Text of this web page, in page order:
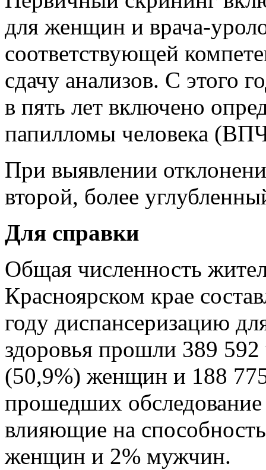
для женщин и врача-
соответствующей
сдачу анализов. С этого
в пять лет включено
папилломы человека
При выявлении
второй, более
Для справки
Общая численность
Красноярском крае
году диспансеризацию
здоровья прошли 389
(50,9%) женщин и 188
прошедших обследование
влияющие на
женщин и 2% мужчин.